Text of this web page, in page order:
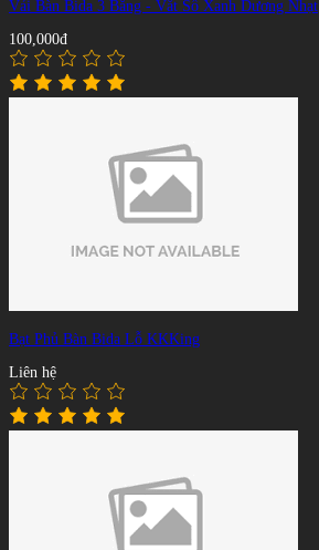
Vải Bàn Bida 3 Băng - Vắt Sổ Xanh Dương Nhạt
100,000đ
Bạt Phủ Bàn Bida Lỗ KKKing
Liên hệ